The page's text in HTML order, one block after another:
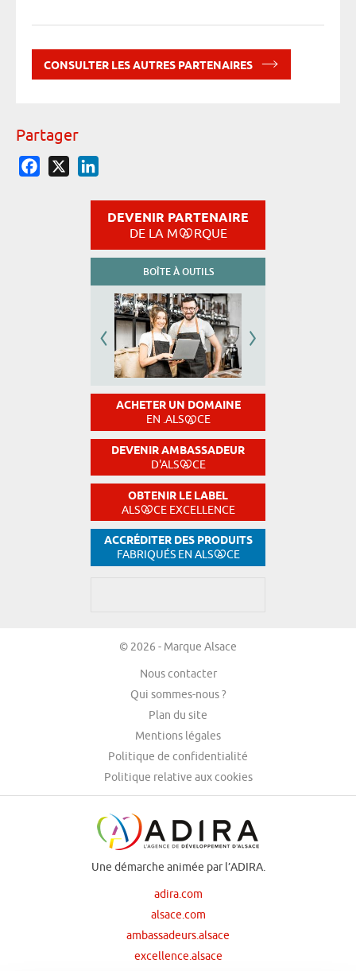
CONSULTER LES AUTRES PARTENAIRES
Partager
Facebook
DEVENIR PARTENAIRE
DE LA M RQUE
BOÎTE À OUTILS
ACHETER UN DOMAINE
EN .ALS CE
DEVENIR AMBASSADEUR
D'ALS CE
OBTENIR LE LABEL
ALS CE EXCELLENCE
ACCRÉDITER DES PRODUITS
FABRIQUÉS EN ALS CE
© 2026 - Marque Alsace
Nous contacter
Qui sommes-nous ?
Plan du site
Mentions légales
Politique de confidentialité
Politique relative aux cookies
Une démarche animée par l’ADIRA.
adira.com
alsace.com
ambassadeurs.alsace
excellence.alsace